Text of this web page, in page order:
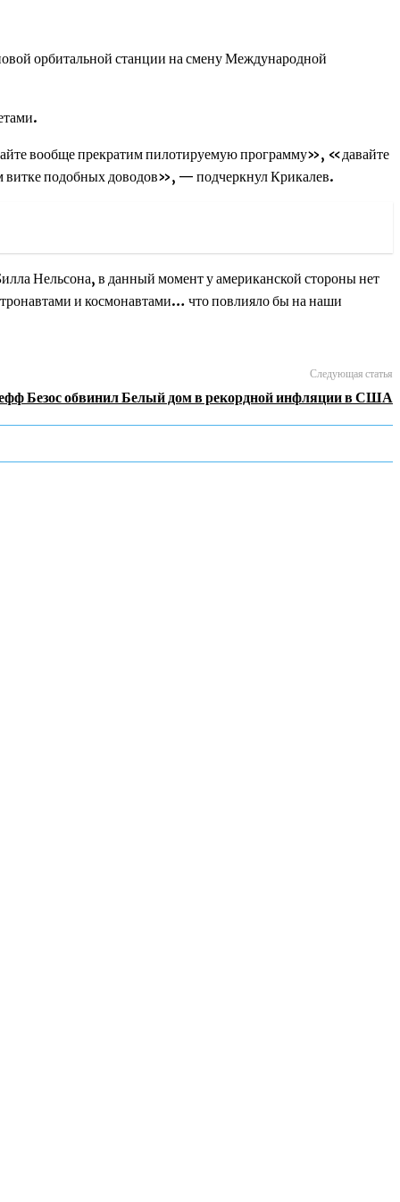
орбитальной станции на смену Международной
вообще прекратим пилотируемую программу», «давайте
витке подобных доводов», — подчеркнул Крикалев.
Нельсона, в данный момент у американской стороны нет
и космонавтами… что повлияло бы на наши
Следующая статья
Безос обвинил Белый дом в рекордной инфляции в США